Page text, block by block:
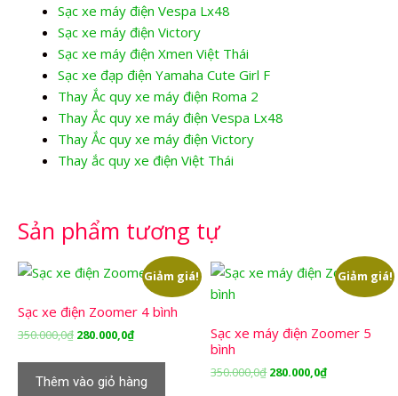
Sạc xe máy điện Vespa Lx48
Sạc xe máy điện Victory
Sạc xe máy điện Xmen Việt Thái
Sạc xe đạp điện Yamaha Cute Girl F
Thay Ắc quy xe máy điện Roma 2
Thay Ắc quy xe máy điện Vespa Lx48
Thay Ắc quy xe máy điện Victory
Thay ắc quy xe điện Việt Thái
Sản phẩm tương tự
Giảm giá!
Sạc xe điện Zoomer 4 bình
350.000,0₫ Giá
350.000,0₫.
280.000,0₫Giá
là:
Thêm vào giỏ hàng
Giảm giá!
Sạc xe máy điện Zoomer 5
bình
350.000,0₫ Giá
280.000,0₫Giá